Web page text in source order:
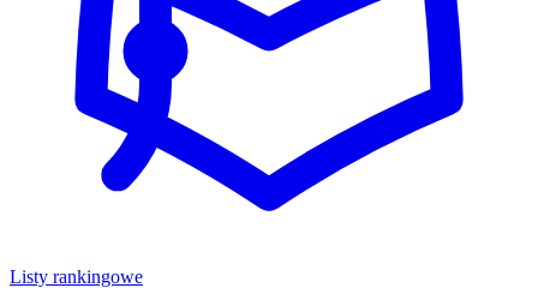
Listy rankingowe